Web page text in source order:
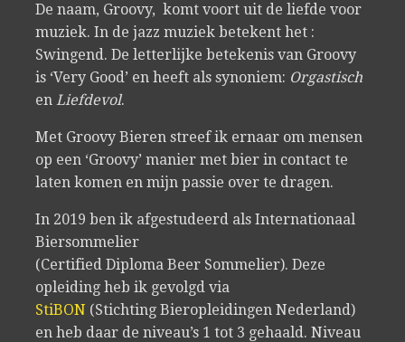
De naam, Groovy, komt voort uit de liefde voor
muziek. In de jazz muziek betekent het :
Swingend. De letterlijke betekenis van Groovy
is ‘Very Good’ en heeft als synoniem: Orgastisch
en Liefdevol.
Met Groovy Bieren streef ik ernaar om mensen
op een ‘Groovy’ manier met bier in contact te
laten komen en mijn passie over te dragen.
In 2019 ben ik afgestudeerd als Internationaal
Biersommelier
(Certified Diploma Beer Sommelier). Deze
opleiding heb ik gevolgd via
StiBON (Stichting Bieropleidingen Nederland)
en heb daar de niveau’s 1 tot 3 gehaald. Niveau